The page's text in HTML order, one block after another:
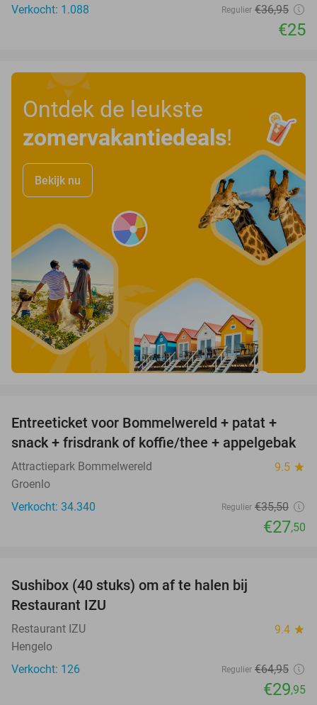
Verkocht: 1.088
Regulier €36,95
€25
Ontdek de leukste
zomervakantiedeals!
Bekijk nu
23%
Entreeticket voor Bommelwereld + patat +
snack + frisdrank of koffie/thee + appelgebak
Attractiepark Bommelwereld 9.5 star
Groenlo
Verkocht: 34.340
Regulier €35,50
€27,50
Sushibox (40 stuks) om af te halen bij
Restaurant IZU
Restaurant IZU 9.4 star
Hengelo
Verkocht: 126
Regulier €64,95
€29,95